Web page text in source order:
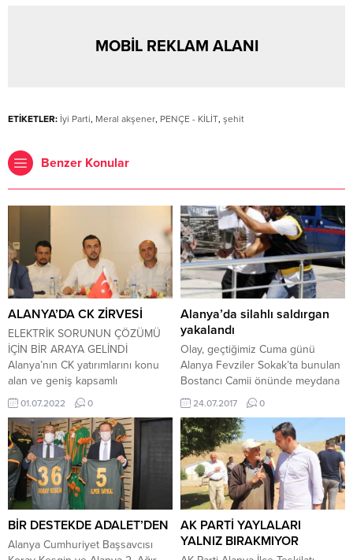
MOBİL REKLAM ALANI
ETİKETLER: İyi Parti, Meral akşener, PENÇE - KİLİT, şehit
Benzer Konular
ALANYA’DA CK ZİRVESİ
ELEKTRİK SORUNUN ÇÖZÜMÜ
İÇİN BİR ARAYA GELİNDİ
Alanya’nın CK yatırımlarını konu
alan ve geniş kapsamlı
gerçekleştirilen toplantıya CK
Yönetim Kurulu Başkanı Ekrem
Cengiz, Alanya Belediye Başkanı
Adem Murat Yücel, Alanyaspor
Başkanı Hasan Çavuşoğlu, AK
Parti İlçe Başkanı Mustafa Toklu,
MHP İlçe Başkanı Mustafa
Türkdoğan, CK Bölge Müdürleri,
Muhtarlar ve STK...
01.07.2022 0
Alanya’da silahlı saldırgan
yakalandı
Olay, geçtiğimiz Cuma günü
Alanya Fevziler Sokak’ta bunulan
Bostancı Camii önünde meydana
geldi. Edinilen bilgiye göre, cuma
namazını kıldıktan sonra camiden
çıktığı öğrenilen Volkan Koca,
caminin önüne geldiği sırada
kimliği tespit edilemeyen bir şahıs
tarafından tabancayla tek el ateş
edilerek bacağından vuruldu.
Koca, vurulmanın etkisiyle yere
yatarken, silahlı saldırgan olay...
24.07.2017 0
BİR DESTEKDE ADALET’DEN
Alanya Cumhuriyet Başsavcısı
AK PARTİ YAYLALARI
YALNIZ BIRAKMIYOR